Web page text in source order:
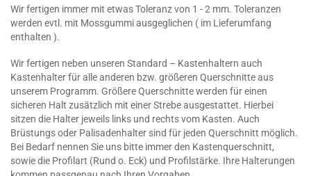
Wir fertigen immer mit etwas Toleranz von 1 - 2 mm. Toleranzen
werden evtl. mit Mossgummi ausgeglichen ( im Lieferumfang
enthalten ).
Wir fertigen neben unseren Standard – Kastenhaltern auch
Kastenhalter für alle anderen bzw. größeren Querschnitte aus
unserem Programm. Größere Querschnitte werden für einen
sicheren Halt zusätzlich mit einer Strebe ausgestattet. Hierbei
sitzen die Halter jeweils links und rechts vom Kasten. Auch
Brüstungs oder Palisadenhalter sind für jeden Querschnitt möglich.
Bei Bedarf nennen Sie uns bitte immer den Kastenquerschnitt,
sowie die Profilart (Rund o. Eck) und Profilstärke. Ihre Halterungen